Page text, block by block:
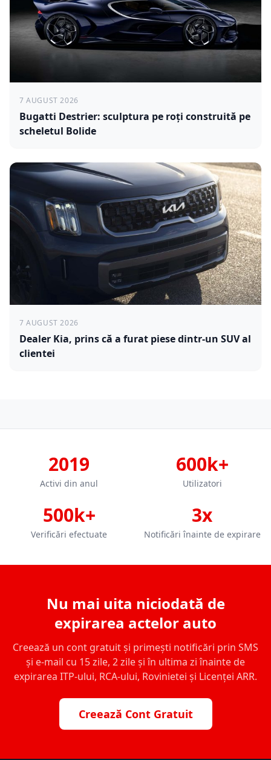
7 AUGUST 2026
Bugatti Destrier: sculptura pe roți construită pe
scheletul Bolide
7 AUGUST 2026
Dealer Kia, prins că a furat piese dintr-un SUV al
clientei
2019
Activi din anul
600k+
Utilizatori
500k+
Verificări efectuate
3x
Notificări înainte de expirare
Nu mai uita niciodată de
expirarea actelor auto
Creează un cont gratuit și primești notificări prin SMS
și e-mail cu 15 zile, 2 zile și în ultima zi înainte de
expirarea ITP-ului, RCA-ului, Rovinietei și Licenței ARR.
Creează Cont Gratuit